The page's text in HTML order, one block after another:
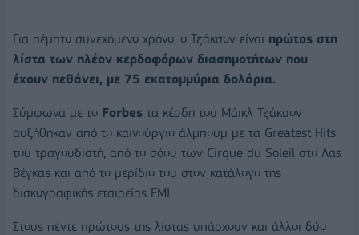
Για πέμπτο συνεχόμενο χρόνο, ο Τζάκσον είναι πρώτος στη
λίστα των πλέον κερδοφόρων διασημοτήτων που
έχουν πεθάνει, με 75 εκατομμύρια δολάρια.
Σύμφωνα με το Forbes τα κέρδη του Μάικλ Τζάκσον
αυξήθηκαν από το καινούργιο άλμπουμ με τα Greatest Hits
του τραγουδιστή, από το σόου των Cirque du Soleil στο Λας
Βέγκας και από το μερίδιο του στον κατάλογο της
δισκογραφικής εταιρείας EMI.
Στους πέντε πρώτους της λίστας υπάρχουν και άλλοι δύο